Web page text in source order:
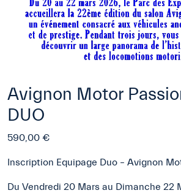
Avignon Motor
DUO
590,00 €
Inscription Equipage Duo – Avignon
Du Vendredi 20 Mars au Dimanche 22